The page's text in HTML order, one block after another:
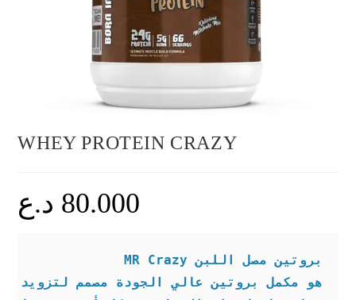
WHEY PROTEIN CRAZY
80.000 د.ع